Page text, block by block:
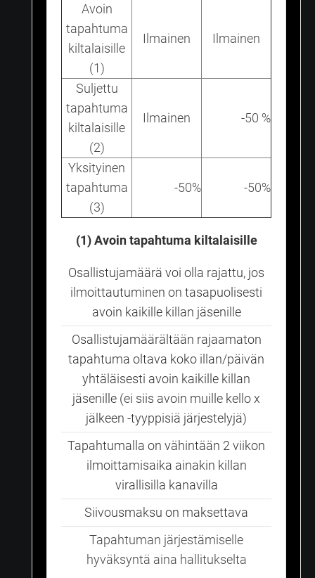
Avoin
tapahtuma
kiltalaisille
(1)
Ilmainen Ilmainen
Suljettu
tapahtuma
kiltalaisille
(2)
Ilmainen -50 %
Yksityinen
tapahtuma
(3)
-50% -50%
(1) Avoin tapahtuma kiltalaisille
Osallistujamäärä voi olla rajattu, jos
ilmoittautuminen on tasapuolisesti
avoin kaikille killan jäsenille
Osallistujamäärältään rajaamaton
tapahtuma oltava koko illan/päivän
yhtäläisesti avoin kaikille killan
jäsenille (ei siis avoin muille kello x
jälkeen -tyyppisiä järjestelyjä)
Tapahtumalla on vähintään 2 viikon
ilmoittamisaika ainakin killan
virallisilla kanavilla
Siivousmaksu on maksettava
Tapahtuman järjestämiselle
hyväksyntä aina hallitukselta